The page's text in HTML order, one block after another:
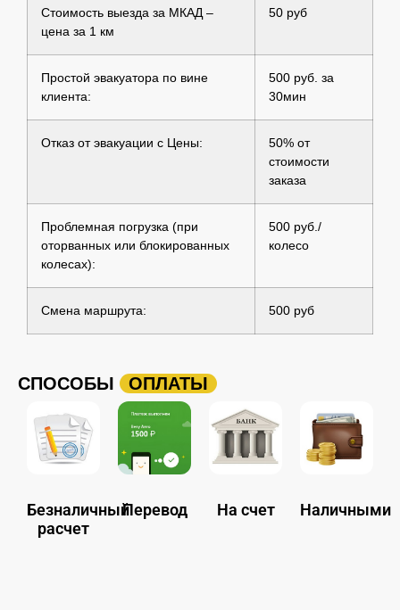
Стоимость выезда за МКАД –
цена за 1 км
50 руб
Простой эвакуатора по вине
клиента:
500 руб. за
30мин
Отказ от эвакуации с Цены:
50% от
стоимости
заказа
Проблемная погрузка (при
оторванных или блокированных
колесах):
500 руб./
колесо
Смена маршрута: 500 руб
СПОСОБЫ ОПЛАТЫ
Безналичный
расчет
Перевод На счет Наличными